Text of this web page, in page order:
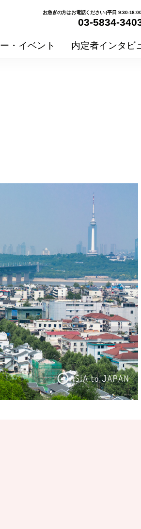
お急ぎの方はお電話ください (平日 9:30-
03-5834-
・イベント 内定者インタビ